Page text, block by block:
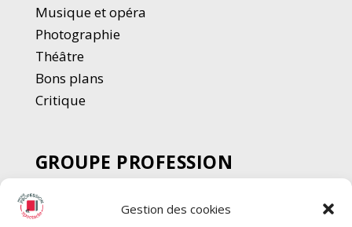
Gestion des cookies
Musique et opéra
Photographie
Théâtre
Bons plans
Critique
GROUPE PROFESSION
SPECTACLE
Chèque Intermittents